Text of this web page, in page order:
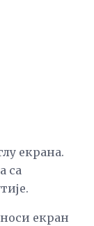
екрана.
са
екран